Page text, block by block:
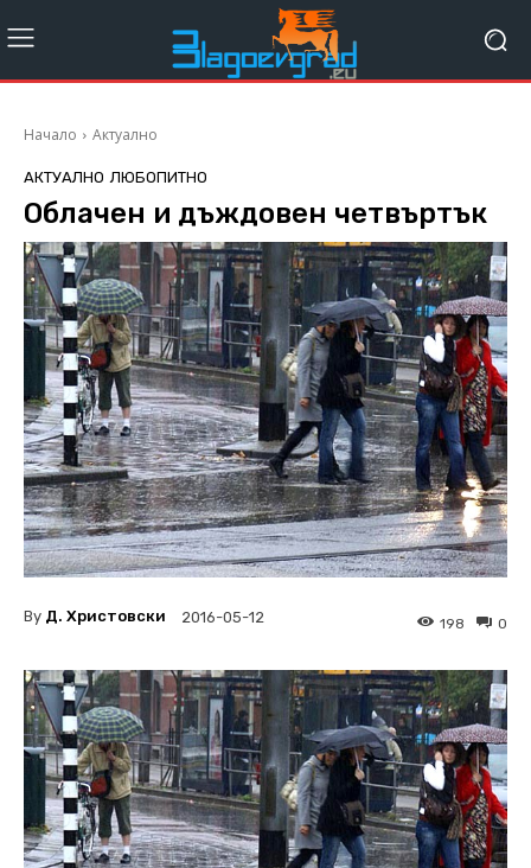
Начало Актуално
АКТУАЛНО ЛЮБОПИТНО
Облачен и дъждовен четвъртък
By Д. Христовски 2016-05-12 0
198